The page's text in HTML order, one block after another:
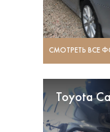
СМОТРЕТЬ ВСЕ
Toyota